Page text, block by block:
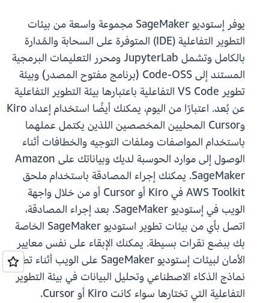
يوفر إستوديو SageMaker مجموعة واسعة من بيئات
التطوير التفاعلية (IDE) المتوفرة على السحابة والمُدارة
بالكامل وتشمل JupyterLab ومحرر التعليمات البرمجية
المستند إلى Code-OSS (برنامج مفتوح المصدر) وبيئة
تطوير VS Code التفاعلية باعتبارها بيئة التطوير التفاعلية
عن بُعد. اعتبارًا من اليوم، يمكنك أيضًا استخدام إعداد Kiro
وCursor المحليين المخصصين اللذين يكتمل عملهما
باستخدام المواصفات وملفات التوجيه والخطافات أثناء
الوصول إلى موارد الحوسبة لديك وبياناتك على Amazon
SageMaker. يمكنك إجراء المصادقة باستخدام ملحق
AWS Toolkit في Kiro أو Cursor أو من خلال واجهة
الويب في إستوديو SageMaker. بعد إجراء المصادقة،
اتصل بأي من بيئات تطوير استوديو SageMaker الخاصة
بك ببضع نقرات بسيطة. يمكنك الإبقاء على نفس معايير
الأمان لبيئات إستوديو SageMaker على الويب أثناء تطوير
نماذج الذكاء الاصطناعي وتحليل البيانات في بيئة التطوير
التفاعلية التي تختارها سواء كانت Kiro أو Cursor.